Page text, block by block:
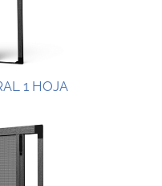
1 HOJA